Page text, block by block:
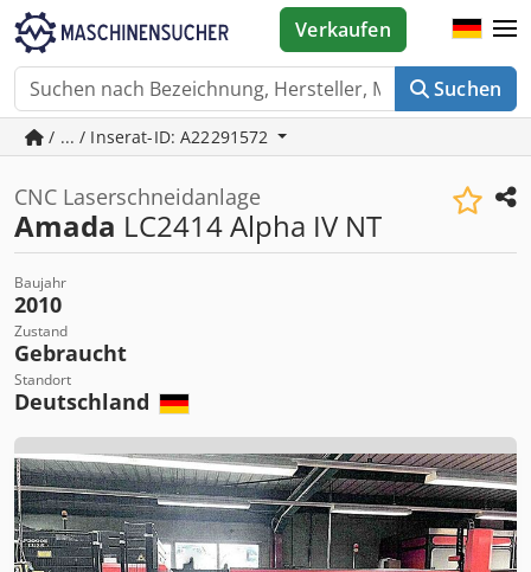
Suchen
Verkaufen
/ ... / Inserat-ID: A22291572
CNC Laserschneidanlage
Amada LC2414 Alpha IV NT
Baujahr
2010
Zustand
Gebraucht
Standort
Deutschland